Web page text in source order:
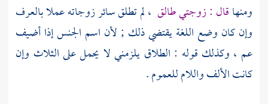
ومنهاقال : زوجتي طالق ، لم تطلق سائر زوجاته عملا بالعرف
وإن كان وضع اللغة يقتضي ذلك ; لأن اسم الجنس إذا أضيف
عم ، وكذلك قوله : الطلاق يلزمني لا يحمل على الثلاث وإن
كانت الألف واللام للعموم .